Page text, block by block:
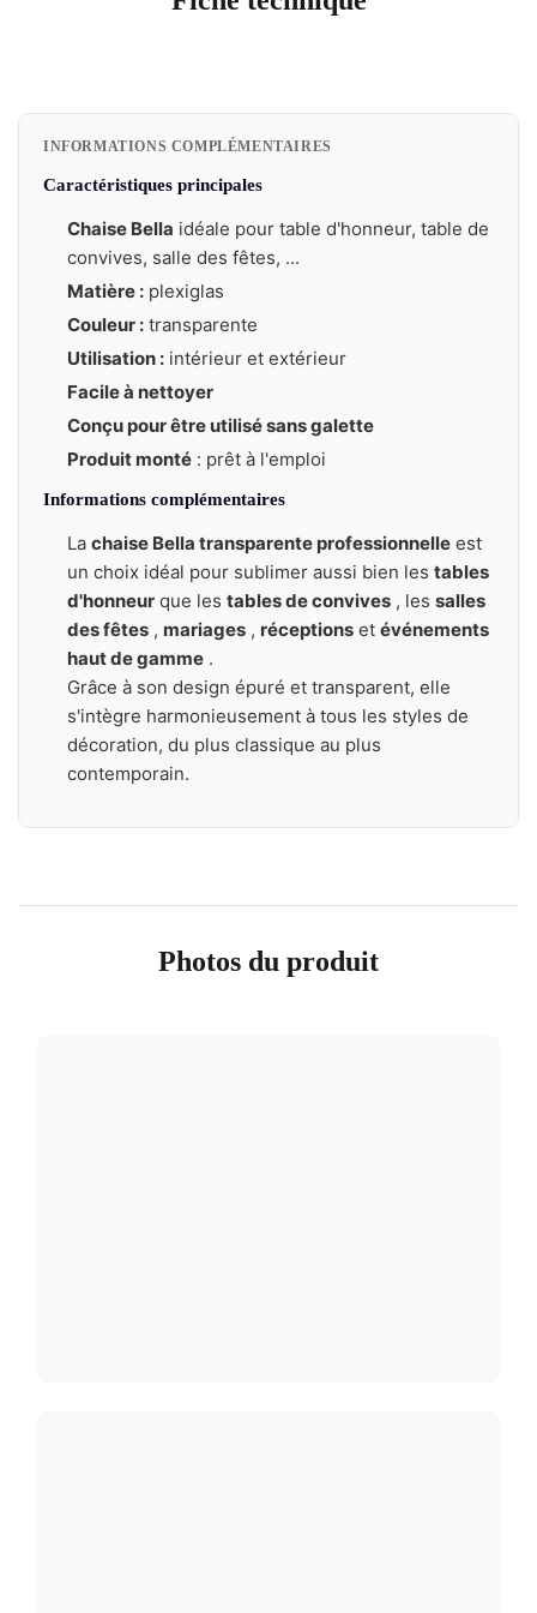
INFORMATIONS COMPLÉMENTAIRES
Caractéristiques principales
Chaise Bella idéale pour table d'honneur, table de
convives, salle des fêtes, ...
Matière : plexiglas
Couleur : transparente
Utilisation : intérieur et extérieur
Facile à nettoyer
Conçu pour être utilisé sans galette
Produit monté : prêt à l'emploi
Informations complémentaires
La chaise Bella transparente professionnelle est
un choix idéal pour sublimer aussi bien les tables
d'honneur que les tables de convives , les salles
des fêtes , mariages , réceptions et événements
haut de gamme .
Grâce à son design épuré et transparent, elle
s'intègre harmonieusement à tous les styles de
décoration, du plus classique au plus
contemporain.
Photos du produit